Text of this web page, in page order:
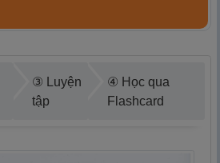
③ Luyện
tập
④ Học qua
Flashcard